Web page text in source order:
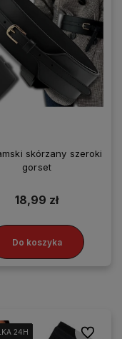
skórzany szeroki
gorset
18,99 zł
Do koszyka
24H
24H
24H
24H
24H
24H
24H Do